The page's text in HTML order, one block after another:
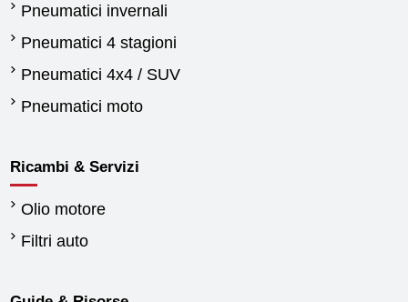
Pneumatici invernali
Pneumatici 4 stagioni
Pneumatici 4x4 / SUV
Pneumatici moto
Ricambi & Servizi
Olio motore
Filtri auto